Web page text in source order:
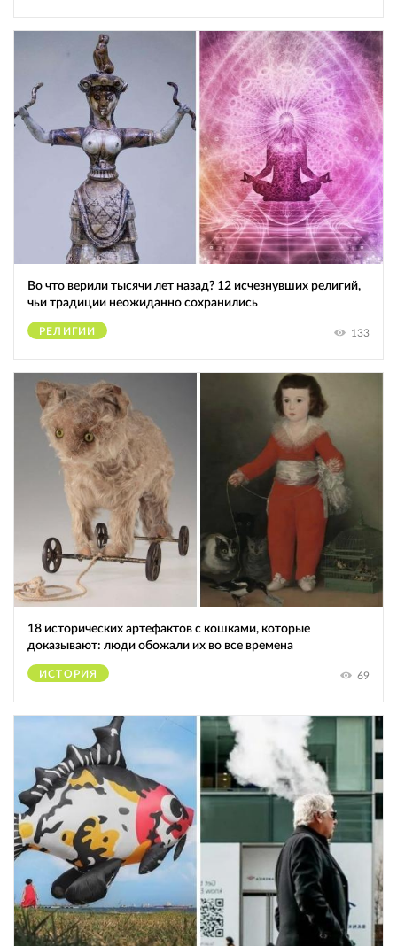
Во что верили тысячи лет назад? 12 исчезнувших религий,
чьи традиции неожиданно сохранились
РЕЛИГИИ 133
18 исторических артефактов с кошками, которые
доказывают: люди обожали их во все времена
ИСТОРИЯ 69